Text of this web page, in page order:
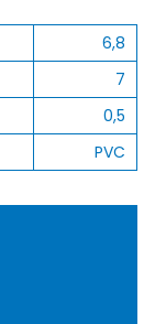
6,8
7
0,5
PVC